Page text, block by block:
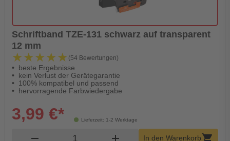
Schriftband TZE-131 schwarz auf transparent
12 mm
★★★★★
★★★★★ (54 Bewertungen)
beste Ergebnisse
kein Verlust der Gerätegarantie
100% kompatibel und passend
hervorragende Farbwiedergabe
Lieferzeit: 1-2 Werktage
3,99 €*
remove Produkt Warenkorb Menge
add In den Warenkorbshopping_cart